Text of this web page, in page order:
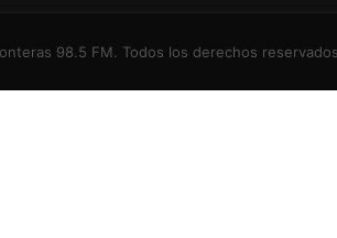
98.5 FM. Todos los derechos